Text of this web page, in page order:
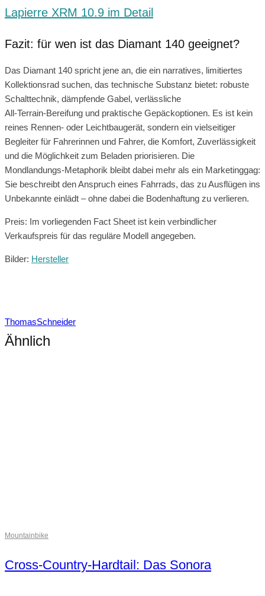
Lapierre XRM 10.9 im Detail
Fazit: für wen ist das Diamant 140 geeignet?
Das Diamant 140 spricht jene an, die ein narratives, limitiertes
Kollektionsrad suchen, das technische Substanz bietet: robuste
Schalttechnik, dämpfende Gabel, verlässliche
All‑Terrain‑Bereifung und praktische Gepäckoptionen. Es ist kein
reines Rennen‑ oder Leichtbaugerät, sondern ein vielseitiger
Begleiter für Fahrerinnen und Fahrer, die Komfort, Zuverlässigkeit
und die Möglichkeit zum Beladen priorisieren. Die
Mondlandungs‑Metaphorik bleibt dabei mehr als ein Marketinggag:
Sie beschreibt den Anspruch eines Fahrrads, das zu Ausflügen ins
Unbekannte einlädt – ohne dabei die Bodenhaftung zu verlieren.
Preis: Im vorliegenden Fact Sheet ist kein verbindlicher
Verkaufspreis für das reguläre Modell angegeben.
Bilder: Hersteller
ThomasSchneider
Ähnlich
Mountainbike
Cross-Country-Hardtail: Das Sonora